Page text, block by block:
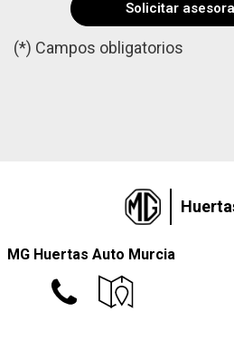
(*) Campos obligatorios
MG Huertas Auto Murcia